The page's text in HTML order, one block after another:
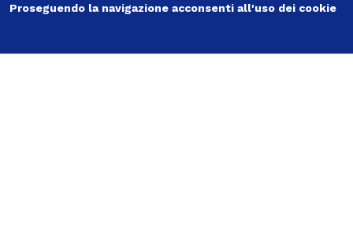
Proseguendo la navigazione acconsenti all'uso dei cookie